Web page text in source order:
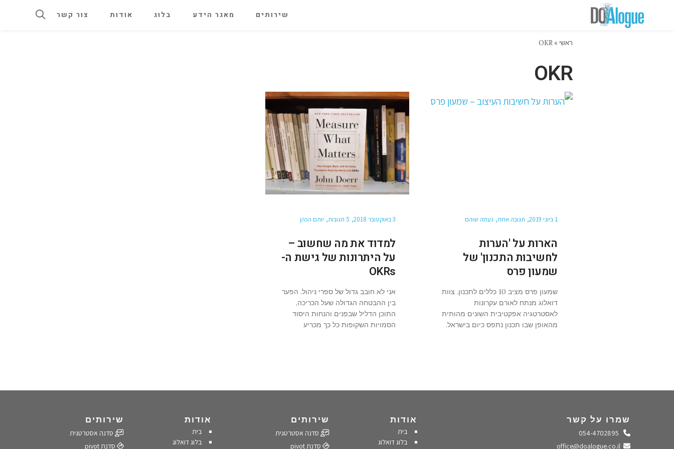
שירותים מאגר הידע בלוג אודות צור קשר
ראשי »
OKR
OKR
1 ביוני 2019 תגובה אחת נעמה שוהם
הארות על 'הערות
לחשיבות התכנון' של
שמעון פרס
שמעון פרס מציב 10 כללים לתכנון. צוות
דואלוג מנתח לאורם עקרונות
לאסטרטגיה אפקטיבית השונים מהותית
מהאופן שבו תכנון נתפס כיום בישראל.
3 באוקטובר 2018 5 תגובות יותם הכהן
למדוד את מה שחשוב –
על היתרונות של גישת ה-
OKRs
אני לא חובב גדול של ספרי ניהול. הפער
בין ההבטחה הגדולה שעל הכריכה,
התוכן הדליל שבפנים והנחות היסוד
הסמויות השקופות כל כך מכריע
שמרו על קשר
התקשרו אלינו
שלחו מייל
אודות
בית
בלוג דואלוג
שירותים
סדנה אסטרטגית
סדנת pivot
אודות
בית
בלוג דואלוג
שירותים
סדנה אסטרטגית
סדנת pivot